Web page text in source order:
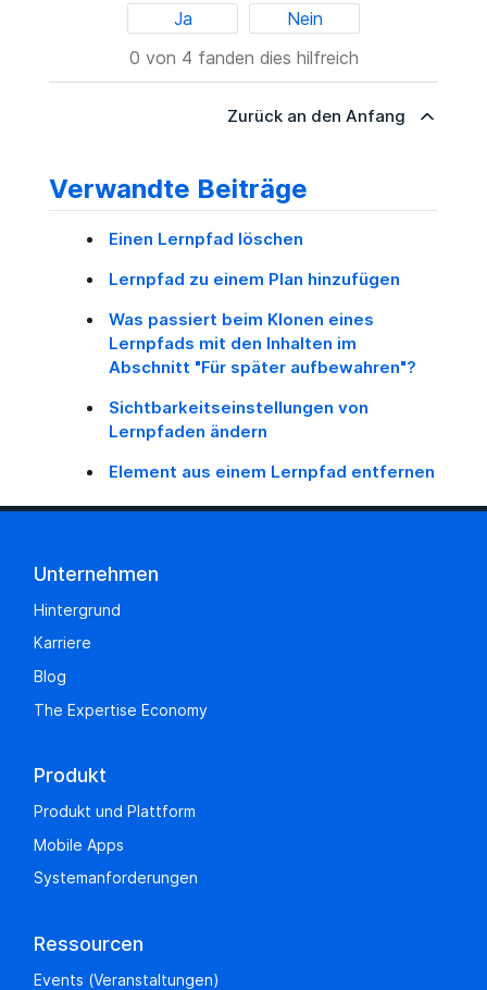
Ja
Nein
0 von 4 fanden dies hilfreich
Zurück an den Anfang
Verwandte Beiträge
Einen Lernpfad löschen
Lernpfad zu einem Plan hinzufügen
Was passiert beim Klonen eines
Lernpfads mit den Inhalten im
Abschnitt "Für später aufbewahren"?
Sichtbarkeitseinstellungen von
Lernpfaden ändern
Element aus einem Lernpfad entfernen
Unternehmen
Hintergrund
Karriere
Blog
The Expertise Economy
Produkt
Produkt und Plattform
Mobile Apps
Systemanforderungen
Ressourcen
Events (Veranstaltungen)